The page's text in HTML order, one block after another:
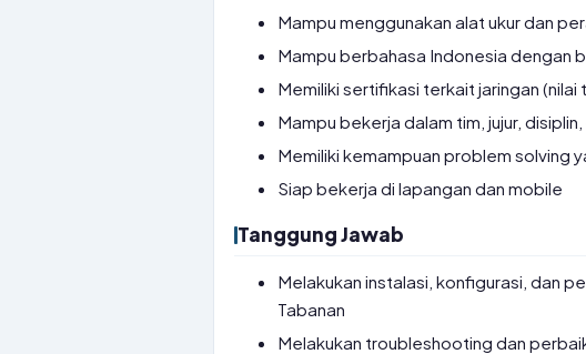
Mampu menggunakan alat ukur dan
Mampu berbahasa Indonesia dengan
Memiliki sertifikasi terkait jaringan (nilai
Mampu bekerja dalam tim, jujur,
Memiliki kemampuan problem solving
Siap bekerja di lapangan dan mobile
Tanggung Jawab
Melakukan instalasi, konfigurasi, dan
Tabanan
Melakukan troubleshooting dan